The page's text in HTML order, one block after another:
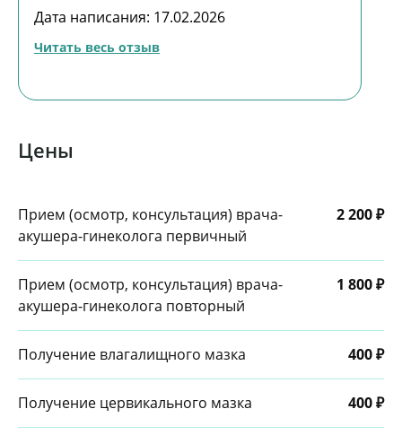
родов у меня синдром релаксированного
влагалища. Благодаря лазеру всё
Дата написания: 17.02.2026
Читать весь отзыв
Цены
Прием (осмотр, консультация) врача-
акушера-гинеколога первичный
2 200 ₽
Прием (осмотр, консультация) врача-
акушера-гинеколога повторный
1 800 ₽
Получение влагалищного мазка 400 ₽
Получение цервикального мазка 400 ₽